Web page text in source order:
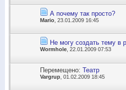
А почему так просто?
Mario , 23.01.2009 16:45
Не могу создать тему в
Wormhole , 22.01.2009 07:53
Перемещено: Театр
Vargrup , 01.02.2009 18:45